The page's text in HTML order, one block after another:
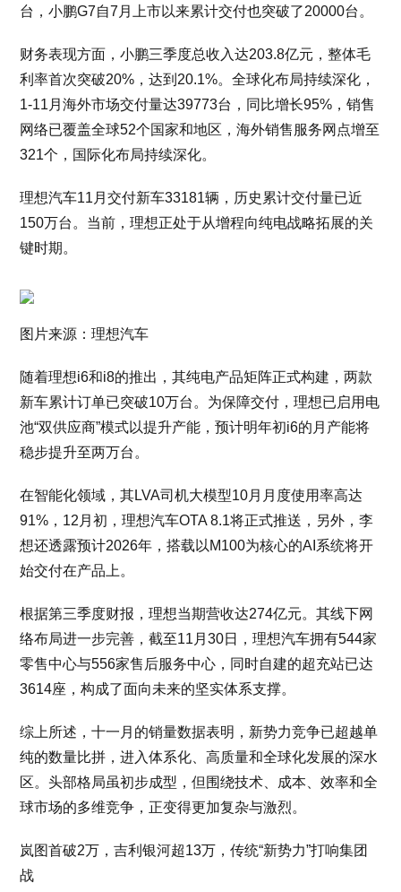
台，小鹏G7自7月上市以来累计交付也突破了20000台。
财务表现方面，小鹏三季度总收入达203.8亿元，整体毛
利率首次突破20%，达到20.1%。全球化布局持续深化，
1-11月海外市场交付量达39773台，同比增长95%，销售
网络已覆盖全球52个国家和地区，海外销售服务网点增至
321个，国际化布局持续深化。
理想汽车11月交付新车33181辆，历史累计交付量已近
150万台。当前，理想正处于从增程向纯电战略拓展的关
键时期。
图片来源：理想汽车
随着理想i6和i8的推出，其纯电产品矩阵正式构建，两款
新车累计订单已突破10万台。为保障交付，理想已启用电
池“双供应商”模式以提升产能，预计明年初i6的月产能将
稳步提升至两万台。
在智能化领域，其LVA司机大模型10月月度使用率高达
91%，12月初，理想汽车OTA 8.1将正式推送，另外，李
想还透露预计2026年，搭载以M100为核心的AI系统将开
始交付在产品上。
根据第三季度财报，理想当期营收达274亿元。其线下网
络布局进一步完善，截至11月30日，理想汽车拥有544家
零售中心与556家售后服务中心，同时自建的超充站已达
3614座，构成了面向未来的坚实体系支撑。
综上所述，十一月的销量数据表明，新势力竞争已超越单
纯的数量比拼，进入体系化、高质量和全球化发展的深水
区。头部格局虽初步成型，但围绕技术、成本、效率和全
球市场的多维竞争，正变得更加复杂与激烈。
岚图首破2万，吉利银河超13万，传统“新势力”打响集团
战